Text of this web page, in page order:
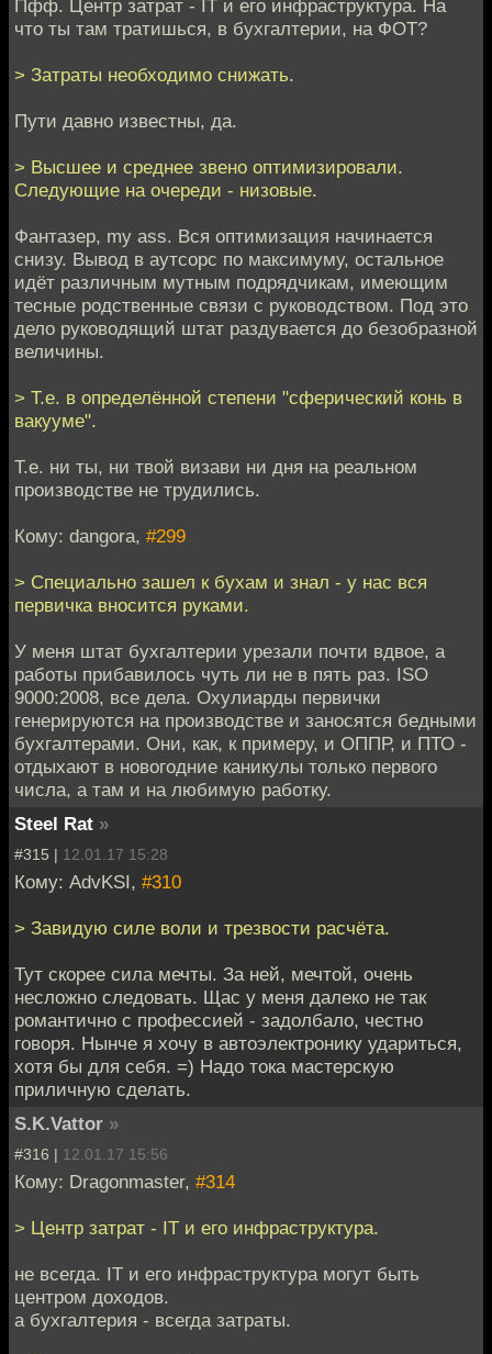
Пфф. Центр затрат - IT и его инфраструктура. На
что ты там тратишься, в бухгалтерии, на ФОТ?
> Затраты необходимо снижать.
Пути давно известны, да.
> Высшее и среднее звено оптимизировали.
Следующие на очереди - низовые.
Фантазер, my ass. Вся оптимизация начинается
снизу. Вывод в аутсорс по максимуму, остальное
идёт различным мутным подрядчикам, имеющим
тесные родственные связи с руководством. Под это
дело руководящий штат раздувается до безобразной
величины.
> Т.е. в определённой степени "сферический конь в
вакууме".
Т.е. ни ты, ни твой визави ни дня на реальном
производстве не трудились.
Кому: dangora, #299
> Специально зашел к бухам и знал - у нас вся
первичка вносится руками.
У меня штат бухгалтерии урезали почти вдвое, а
работы прибавилось чуть ли не в пять раз. ISO
9000:2008, все дела. Охулиарды первички
генерируются на производстве и заносятся бедными
бухгалтерами. Они, как, к примеру, и ОППР, и ПТО -
отдыхают в новогодние каникулы только первого
числа, а там и на любимую работку.
Steel Rat »
#315 | 12.01.17 15:28
Кому: AdvKSI, #310
> Завидую силе воли и трезвости расчёта.
Тут скорее сила мечты. За ней, мечтой, очень
несложно следовать. Щас у меня далеко не так
романтично с профессией - задолбало, честно
говоря. Нынче я хочу в автоэлектронику удариться,
хотя бы для себя. =) Надо тока мастерскую
приличную сделать.
S.K.Vattor »
#316 | 12.01.17 15:56
Кому: Dragonmaster, #314
> Центр затрат - IT и его инфраструктура.
не всегда. IT и его инфраструктура могут быть
центром доходов.
а бухгалтерия - всегда затраты.